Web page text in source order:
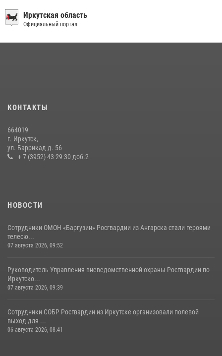
преступной группы, организовавшей бизнес по оказанию интим-
услуг
поступления на службу в Росгвардию
Сотрудники СОБР «Байкал» Росгвардии отработали ликвидацию
условных диверсионных групп в различных условиях местности
Иркутская область
Официальный портал
КОНТАКТЫ
664019
г. Иркутск,
ул. Баррикад д. 56
+ 7 (3952) 43-29-30 доб.2
НОВОСТИ
Сотрудники ОМОН «Баргузин» Росгвардии из Ангарска стали героями
телесю...
07 августа 2026, 09:52
Руководитель Управления вневедомственной охраны Росгвардии по
Иркутско...
07 августа 2026, 09:39
Сотрудники СОБР Росгвардии из Иркутске организовали полевой
выход для ...
06 августа 2026, 08:41